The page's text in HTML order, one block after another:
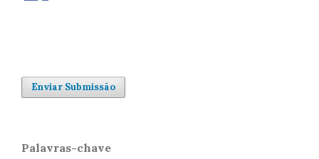
Enviar Submissão
Palavras-chave